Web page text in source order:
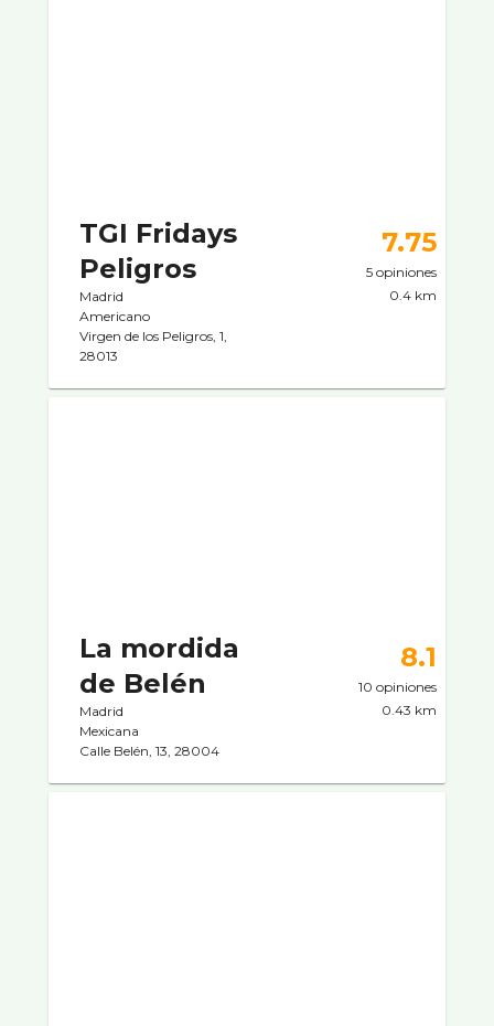
TGI Fridays
Peligros
Madrid
Americano
Virgen de los Peligros, 1,
28013
7.75
5 opiniones
0.4 km
La mordida
de Belén
Madrid
Mexicana
Calle Belén, 13, 28004
8.1
10 opiniones
0.43 km